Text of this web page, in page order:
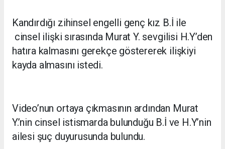
Kandırdığı zihinsel engelli genç kız B.İ ile
cinsel ilişki sırasında Murat Y. sevgilisi H.Y’den
hatıra kalmasını gerekçe göstererek ilişkiyi
kayda almasını istedi.
Video’nun ortaya çıkmasının ardından Murat
Y.’nin cinsel istismarda bulunduğu B.İ ve H.Y’nin
ailesi şuç duyurusunda bulundu.